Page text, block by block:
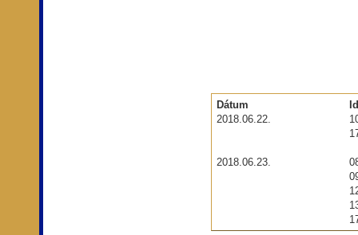
Dátum
2018.06.22.
2018.06.23.